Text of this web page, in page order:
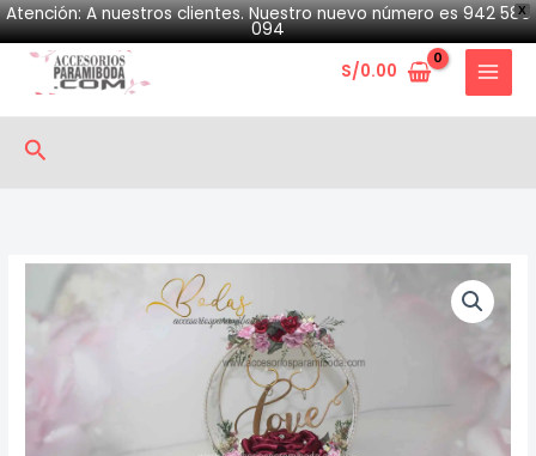
X
Atención: A nuestros clientes. Nuestro nuevo número es 942 580
094
Skip
to
content
S/0.00
Search
Porta
Realeza